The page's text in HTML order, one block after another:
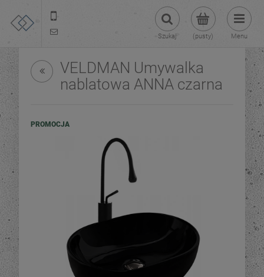
(pusty)
Szukaj Menu
VELDMAN Umywalka
nablatowa ANNA czarna
PROMOCJA